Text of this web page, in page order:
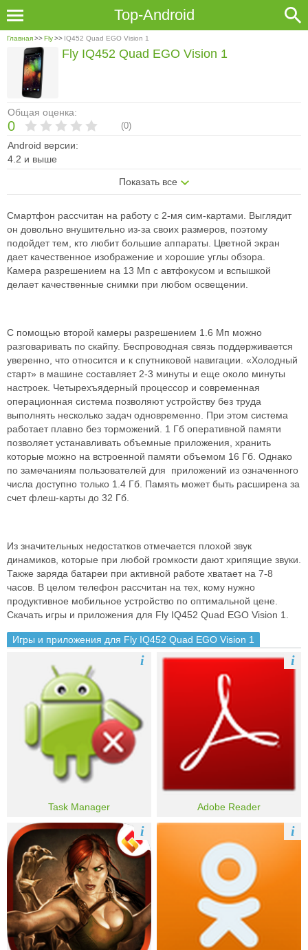
Top-Android
Главная>>Fly>> IQ452 Quad EGO Vision 1
Общая оценка:
0 (0)
Android версии:
4.2 и выше
Показать все
Fly IQ452 Quad EGO Vision 1
Смартфон рассчитан на работу с 2-мя сим-картами. Выглядит
он довольно внушительно из-за своих размеров, поэтому
подойдет тем, кто любит большие аппараты. Цветной экран
дает качественное изображение и хорошие углы обзора.
Камера разрешением на 13 Мп с автфокусом и вспышкой
делает качественные снимки при любом освещении.
С помощью второй камеры разрешением 1.6 Мп можно
разговаривать по скайпу. Беспроводная связь поддерживается
уверенно, что относится и к спутниковой навигации. «Холодный
старт» в машине составляет 2-3 минуты и еще около минуты
настроек. Четырехъядерный процессор и современная
операционная система позволяют устройству без труда
выполнять несколько задач одновременно. При этом система
работает плавно без торможений. 1 Гб оперативной памяти
позволяет устанавливать объемные приложения, хранить
которые можно на встроенной памяти объемом 16 Гб. Однако
по замечаниям пользователей для приложений из означенного
числа доступно только 1.4 Гб. Память может быть расширена за
счет флеш-карты до 32 Гб.
Из значительных недостатков отмечается плохой звук
динамиков, которые при любой громкости дают хрипящие звуки.
Также заряда батареи при активной работе хватает на 7-8
часов. В целом телефон рассчитан на тех, кому нужно
продуктивное мобильное устройство по оптимальной цене.
Скачать игры и приложения для Fly IQ452 Quad EGO Vision 1.
Игры и приложения для Fly IQ452 Quad EGO Vision 1
Task Manager
i
Adobe Reader
i
i i